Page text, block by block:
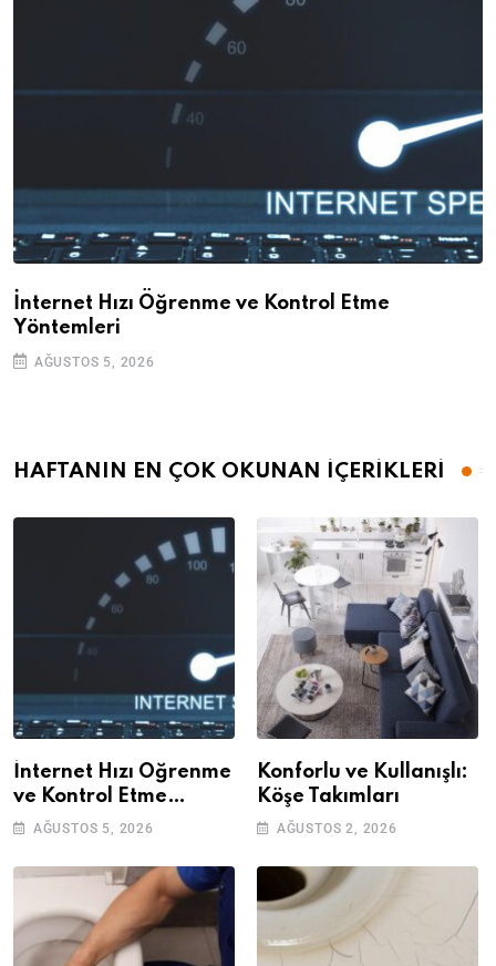
İnternet Hızı Öğrenme ve Kontrol Etme
Yöntemleri
AĞUSTOS 5, 2026
HAFTANIN EN ÇOK OKUNAN İÇERİKLERİ
İnternet Hızı Öğrenme
ve Kontrol Etme
Yöntemleri
AĞUSTOS 5, 2026
Konforlu ve Kullanışlı:
Köşe Takımları
AĞUSTOS 2, 2026